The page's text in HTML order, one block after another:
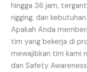
hingga 36 jam,
rigging, dan
Apakah Anda
tim yang bekerja di
mewajibkan tim kami
dan Safety